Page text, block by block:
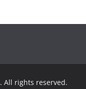
. All rights reserved.